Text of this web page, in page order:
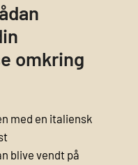
omkring
med en italiensk
blive vendt på